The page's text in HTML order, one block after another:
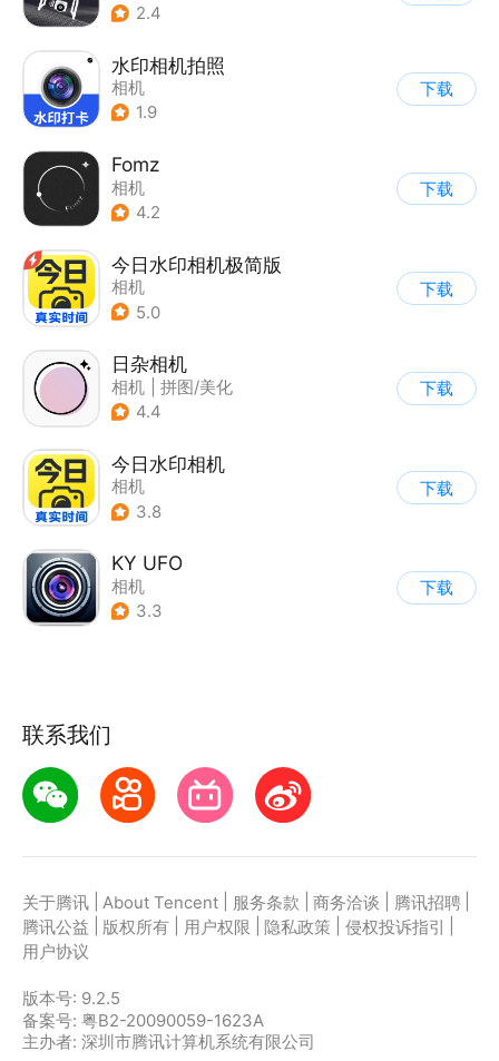
2.4
水印相机拍照
相机
1.9
下载
Fomz
相机
4.2
下载
今日水印相机极简版
相机
5.0
下载
日杂相机
相机
拼图/美化
| 图片美化
4.4
下载
今日水印相机
相机
3.8
下载
KY UFO
相机
3.3
下载
联系我们
关于腾讯 About Tencent 服务条款 商务洽谈 腾讯招聘
腾讯公益
版权所有 用户权限 隐私政策 侵权投诉指引
用户协议
版本号: 9.2.5
备案号: 粤B2-20090059-1623A
主办者: 深圳市腾讯计算机系统有限公司